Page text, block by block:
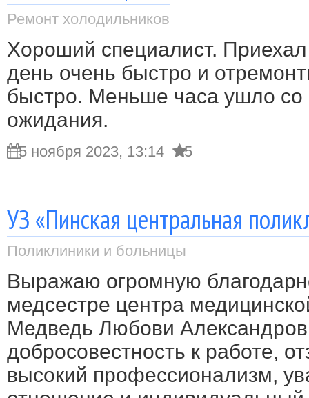
Ремонт холодильников
Хороший специалист.
день очень быстро и
быстро. Меньше часа ушло
ожидания.
5 ноября 2023, 13:14 5
УЗ «Пинская центральная
Поликлиники и больницы
Выражаю огромную
медсестре центра
Медведь Любови
добросовестность к работе,
высокий профессионализм,